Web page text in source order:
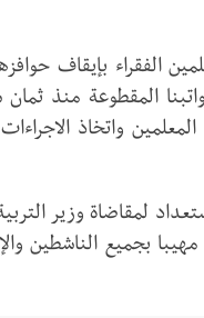
الفقراء بإيقاف
المقطوعة منذ
واتخاذ
لمقاضاة وزير
بجميع الناشطين